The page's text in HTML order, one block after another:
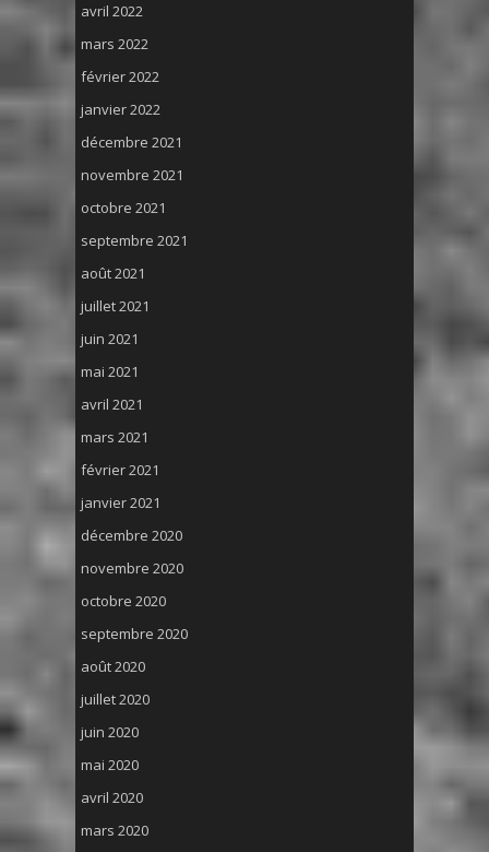
avril 2022
mars 2022
février 2022
janvier 2022
décembre 2021
novembre 2021
octobre 2021
septembre 2021
août 2021
juillet 2021
juin 2021
mai 2021
avril 2021
mars 2021
février 2021
janvier 2021
décembre 2020
novembre 2020
octobre 2020
septembre 2020
août 2020
juillet 2020
juin 2020
mai 2020
avril 2020
mars 2020